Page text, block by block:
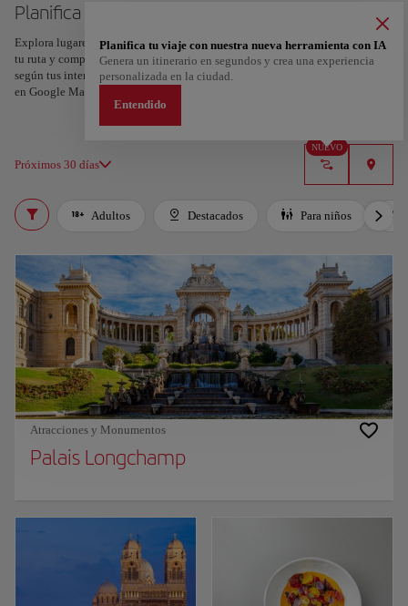
Planifica tu viaje a Marsella
Explora lugares, experiencias y marca con el corazón tus favoritos para crear
tu ruta y compartirla. ¿Quieres más ideas? Obtén un itinerario personalizado
según tus intereses y la duración de tu viaje: en sólo dos pasos y descargable
en Google Maps.
Próximos 30 días
NUEVO
Planifica tu viaje con nuestra nueva herramienta con IA
Genera un itinerario en segundos y crea una experiencia
personalizada en la ciudad.
Entendido
Adultos Destacados Para niños
Atracciones y Monumentos
Palais Longchamp